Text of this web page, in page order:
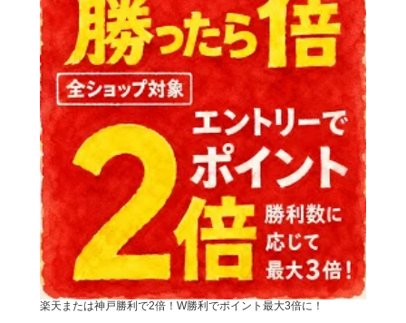
楽天または神戸勝利で2倍！W勝利でポイント最大3倍に！